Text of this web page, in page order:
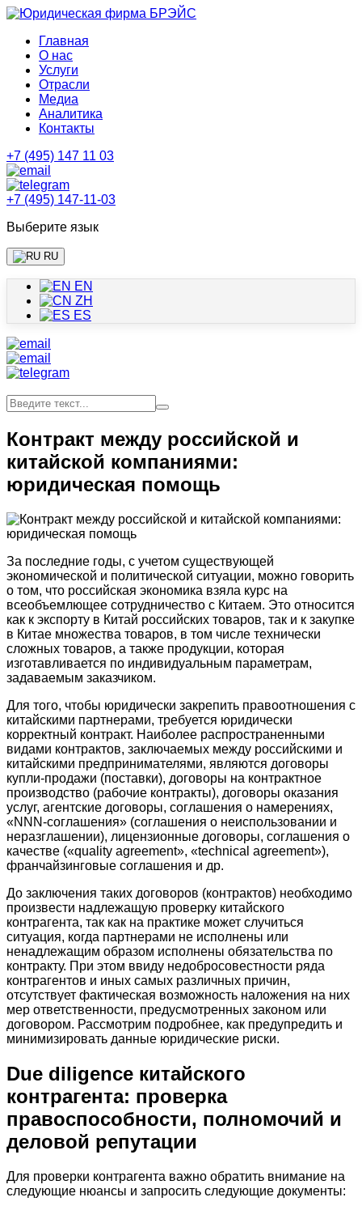
Главная
О нас
Услуги
Отрасли
Медиа
Аналитика
Контакты
+7 (495) 147 11 03
+7 (495) 147-11-03
Выберите язык
RU
EN
ZH
ES
Контракт между российской и
китайской компаниями:
юридическая помощь
За последние годы, с учетом существующей
экономической и политической ситуации, можно говорить
о том, что российская экономика взяла курс на
всеобъемлющее сотрудничество с Китаем. Это относится
как к экспорту в Китай российских товаров, так и к закупке
в Китае множества товаров, в том числе технически
сложных товаров, а также продукции, которая
изготавливается по индивидуальным параметрам,
задаваемым заказчиком.
Для того, чтобы юридически закрепить правоотношения с
китайскими партнерами, требуется юридически
корректный контракт. Наиболее распространенными
видами контрактов, заключаемых между российскими и
китайскими предпринимателями, являются договоры
купли-продажи (поставки), договоры на контрактное
производство (рабочие контракты), договоры оказания
услуг, агентские договоры, соглашения о намерениях,
«NNN-соглашения» (соглашения о неиспользовании и
неразглашении), лицензионные договоры, соглашения о
качестве («quality agreement», «technical agreement»),
франчайзинговые соглашения и др.
До заключения таких договоров (контрактов) необходимо
произвести надлежащую проверку китайского
контрагента, так как на практике может случиться
ситуация, когда партнерами не исполнены или
ненадлежащим образом исполнены обязательства по
контракту. При этом ввиду недобросовестности ряда
контрагентов и иных самых различных причин,
отсутствует фактическая возможность наложения на них
мер ответственности, предусмотренных законом или
договором. Рассмотрим подробнее, как предупредить и
минимизировать данные юридические риски.
Due diligence китайского
контрагента: проверка
правоспособности, полномочий и
деловой репутации
Для проверки контрагента важно обратить внимание на
следующие нюансы и запросить следующие документы: